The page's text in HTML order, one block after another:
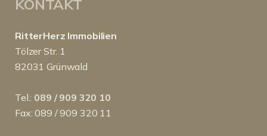
KONTAKT
RitterHerz Immobilien
Tölzer Str. 1
82031 Grünwald
Tel.: 089 / 909 320 10
Fax: 089 / 909 320 11